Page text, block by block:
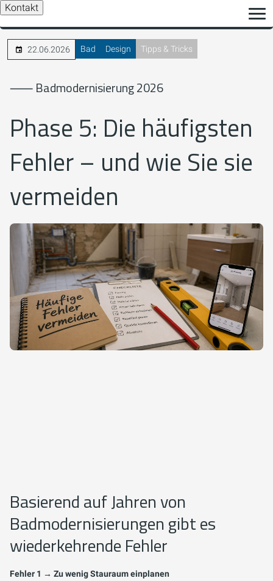
Kontakt
22.06.2026 Bad Design Tipps & Tricks
⸺ Badmodernisierung 2026
Phase 5: Die häufigsten
Fehler – und wie Sie sie
vermeiden
Basierend auf Jahren von
Badmodernisierungen gibt es
wiederkehrende Fehler
Fehler 1 → Zu wenig Stauraum einplanen